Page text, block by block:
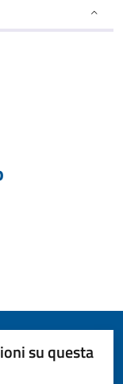
su questa